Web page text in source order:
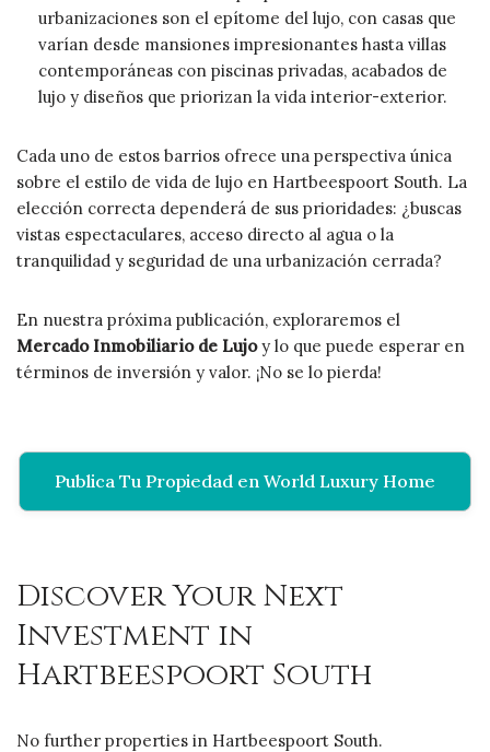
urbanizaciones son el epítome del lujo, con casas que
varían desde mansiones impresionantes hasta villas
contemporáneas con piscinas privadas, acabados de
lujo y diseños que priorizan la vida interior-exterior.
Cada uno de estos barrios ofrece una perspectiva única
sobre el estilo de vida de lujo en Hartbeespoort South. La
elección correcta dependerá de sus prioridades: ¿buscas
vistas espectaculares, acceso directo al agua o la
tranquilidad y seguridad de una urbanización cerrada?
En nuestra próxima publicación, exploraremos el
Mercado Inmobiliario de Lujoy lo que puede esperar en
términos de inversión y valor. ¡No se lo pierda!
Publica Tu Propiedad en World Luxury Home
Discover Your Next
Investment in
Hartbeespoort South
No further properties in Hartbeespoort South.